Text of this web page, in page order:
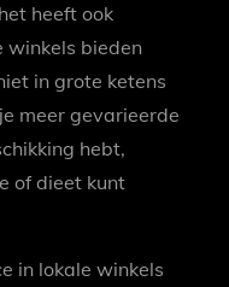
heeft ook
winkels bieden
in grote ketens
meer gevarieerde
hebt,
of dieet kunt
in lokale winkels